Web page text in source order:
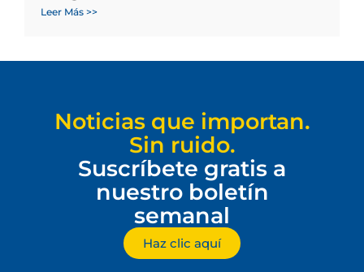
Leer Más >>
Noticias que importan.
Sin ruido.
Suscríbete gratis a
nuestro boletín
semanal
Haz clic aquí